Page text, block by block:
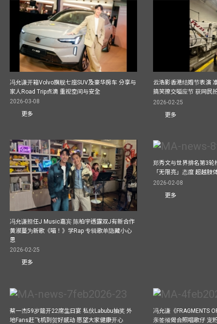
冯允谦开箱Volvo旗舰七座SUV及豪华房车 分享与
家人Road Trip点滴 重视空间与安全
2026-03-08
更多
云浩影香港结婚节表演
搞笑撩交嗌应节 获网民
2026-02-25
更多
冯允谦担任J Music嘉宾 陈柏宇透露双J有新合作
黄淑蔓为新歌《喵！》学Rap 专辑歌单隐藏小心
思
2026-02-25
更多
郑秀文与世界排名第3轮
「无限亮」态度 超越肢
2026-02-08
更多
蔡一杰59岁筵开22席生日宴 私伙Labubu抽奖 外
地Fans赶飞机到贺好感动 愿望大家健康开心
冯允谦《FRAGMENTS
亲签倾偈合照唱歌仔 宠